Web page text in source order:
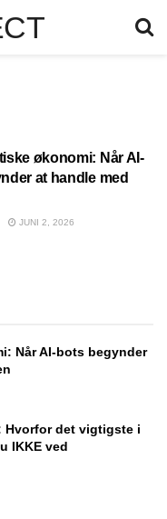
økonomi: Når AI-
at handle med
JUNI 2, 2026
Når AI-bots begynder
det vigtigste i
IKKE ved